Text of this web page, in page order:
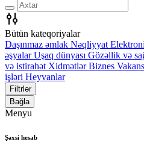
Bütün kateqoriyalar
Daşınmaz əmlak Nəqliyyat
əşyalar Uşaq dünyası Gözəllik və
və istirahət Xidmətlər Biznes
işləri Heyvanlar
Filtrlər
Bağla
Menyu
Şəxsi hesab